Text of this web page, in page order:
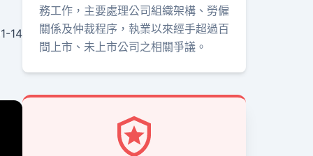
14
務工作，主要處理公司組織架構、勞僱
關係及仲裁程序，執業以來經手超過百
間上市、未上市公司之相關爭議。